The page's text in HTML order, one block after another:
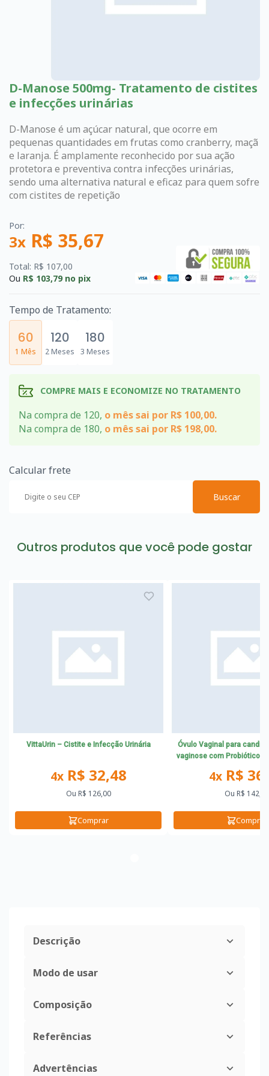
D-Manose 500mg- Tratamento de cistites
e infecções urinárias
D-Manose é um açúcar natural, que ocorre em
pequenas quantidades em frutas como cranberry, maçã
e laranja. É amplamente reconhecido por sua ação
protetora e preventiva contra infecções urinárias,
sendo uma alternativa natural e eficaz para quem sofre
com cistites de repetição
Por:
3x R$ 35,67
Total: R$ 107,00
Ou R$ 103,79no pix
Tempo de Tratamento:
60
1 Mês
120
2 Meses
180
3 Meses
COMPRE MAIS E ECONOMIZE NO TRATAMENTO
Na compra de 120, o mês sai por R$ 100,00.
Na compra de 180, o mês sai por R$ 198,00.
Calcular frete
Buscar
Outros produtos que você pode gostar
VittaUrin – Cistite e Infecção Urinária
4xR$ 32,48
Ou R$ 126,00
Comprar
Óvulo Vaginal para
vaginose com Probióticos
4xR$
Ou R$ 142,59
Comprar
Descrição
Modo de usar
Composição
Referências
Advertências